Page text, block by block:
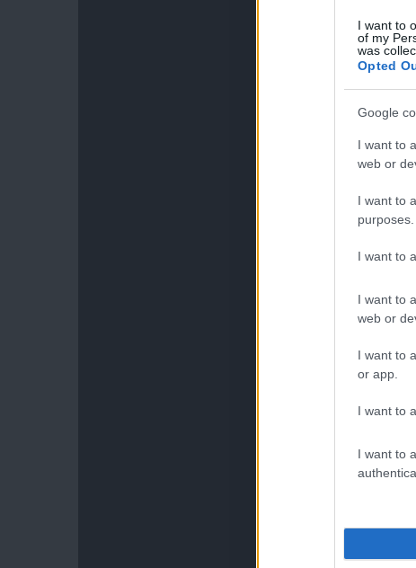
I want to
of my
was
Opted
Google
I want to
web or
I want to
purposes.
I want to
I want to
web or
I want to
or app.
I want to
I want to